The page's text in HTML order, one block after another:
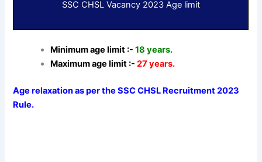
SSC CHSL Vacancy 2023 Age limit
Minimum age limit :-18 years.
Maximum age limit :-27 years.
Age relaxation as per the SSC CHSL Recruitment 2023
Rule.